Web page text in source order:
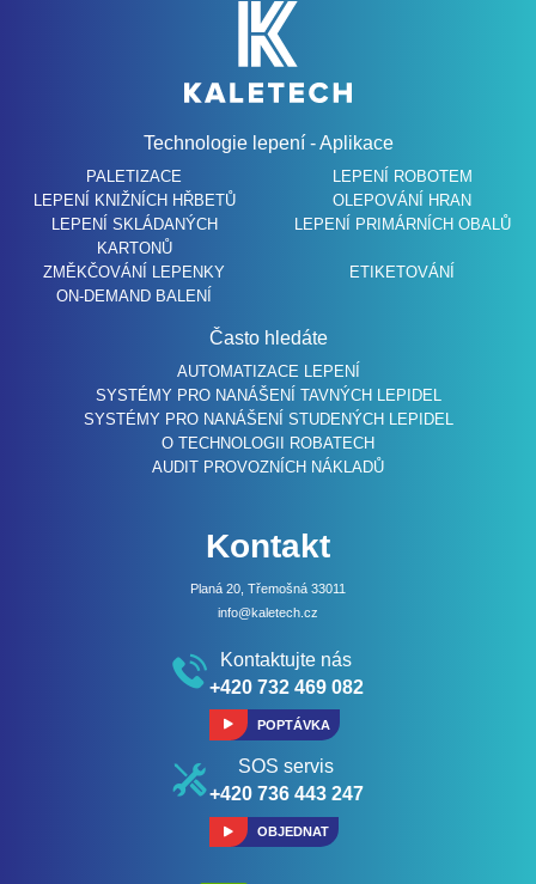
Technologie lepení - Aplikace
PALETIZACE
LEPENÍ ROBOTEM
LEPENÍ KNIŽNÍCH HŘBETŮ
OLEPOVÁNÍ HRAN
LEPENÍ SKLÁDANÝCH
KARTONŮ
LEPENÍ PRIMÁRNÍCH OBALŮ
ZMĚKČOVÁNÍ LEPENKY
ETIKETOVÁNÍ
ON-DEMAND BALENÍ
Často hledáte
AUTOMATIZACE LEPENÍ
SYSTÉMY PRO NANÁŠENÍ TAVNÝCH LEPIDEL
SYSTÉMY PRO NANÁŠENÍ STUDENÝCH LEPIDEL
O TECHNOLOGII ROBATECH
AUDIT PROVOZNÍCH NÁKLADŮ
Kontakt
Planá 20, Třemošná 33011
info@kaletech.cz
Kontaktujte nás
+420 732 469 082
POPTÁVKA
SOS servis
+420 736 443 247
OBJEDNAT